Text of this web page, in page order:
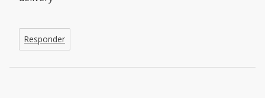
Responder